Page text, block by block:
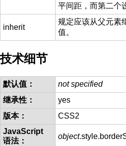
平间距，而第二个
inherit
规定应该从父元素
值。
技术细节
默认值：
not specified
继承性：
yes
版本：
CSS2
JavaScript
语法：
object